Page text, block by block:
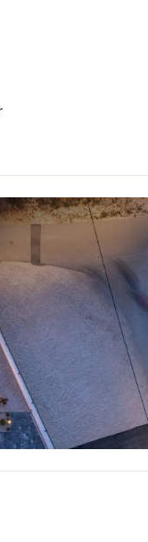
je betoveren door
Park Krka -